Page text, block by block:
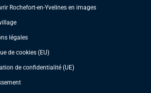
Rochefort-en-Yvelines en images
légales
de cookies (EU)
de confidentialité (UE)